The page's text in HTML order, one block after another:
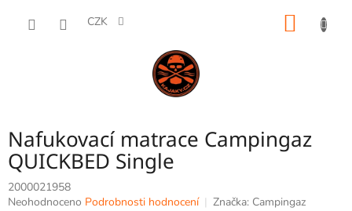
CZK
Nafukovací matrace Campingaz
QUICKBED Single
2000021958
Průměrné
Neohodnoceno Podrobnosti hodnocení Značka: Campingaz